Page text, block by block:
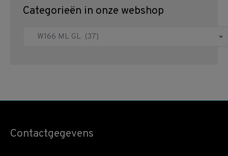
Categorieën in onze webshop
Contactgegevens